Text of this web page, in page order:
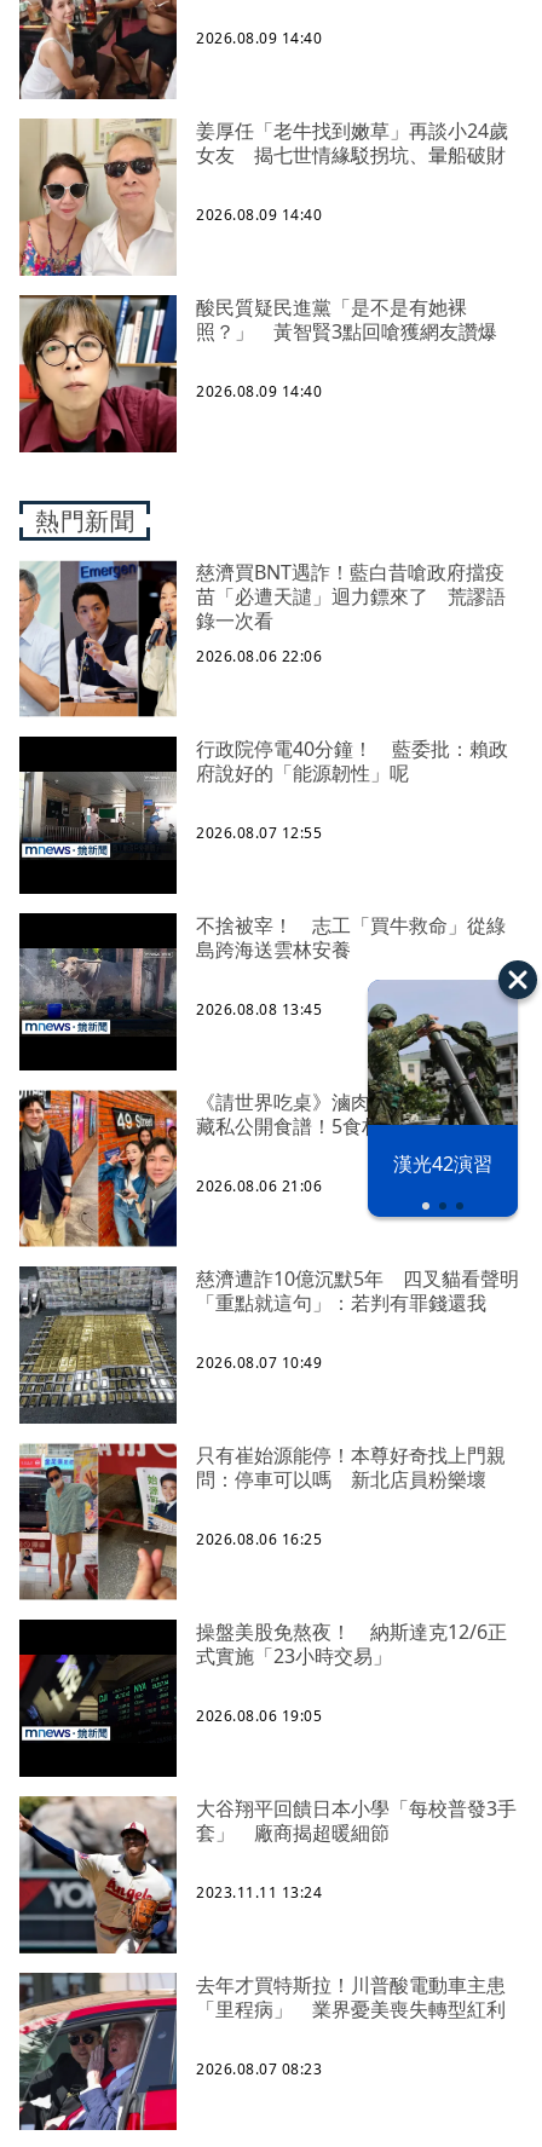
漢光42演習
2026.08.09 14:40
姜厚任「老牛找到嫩草」再談小24歲
女友 揭七世情緣駁拐坑、暈船破財
2026.08.09 14:40
酸民質疑民進黨「是不是有她裸
照？」 黃智賢3點回嗆獲網友讚爆
2026.08.09 14:40
熱門新聞
慈濟買BNT遇詐！藍白昔嗆政府擋疫
苗「必遭天譴」迴力鏢來了 荒謬語
錄一次看
2026.08.06 22:06
行政院停電40分鐘！ 藍委批：賴政
府說好的「能源韌性」呢
2026.08.07 12:55
不捨被宰！ 志工「買牛救命」從綠
島跨海送雲林安養
2026.08.08 13:45
《請世界吃桌》滷肉爆紅 陳隨意不
藏私公開食譜！5食材滷出一鍋香
2026.08.06 21:06
慈濟遭詐10億沉默5年 四叉貓看聲明
「重點就這句」：若判有罪錢還我
2026.08.07 10:49
只有崔始源能停！本尊好奇找上門親
問：停車可以嗎 新北店員粉樂壞
2026.08.06 16:25
操盤美股免熬夜！ 納斯達克12/6正
式實施「23小時交易」
2026.08.06 19:05
大谷翔平回饋日本小學「每校普發3手
套」 廠商揭超暖細節
2023.11.11 13:24
去年才買特斯拉！川普酸電動車主患
「里程病」 業界憂美喪失轉型紅利
2026.08.07 08:23